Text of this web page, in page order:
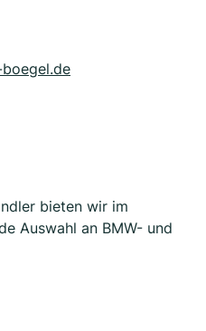
bieten wir im
Auswahl an BMW- und